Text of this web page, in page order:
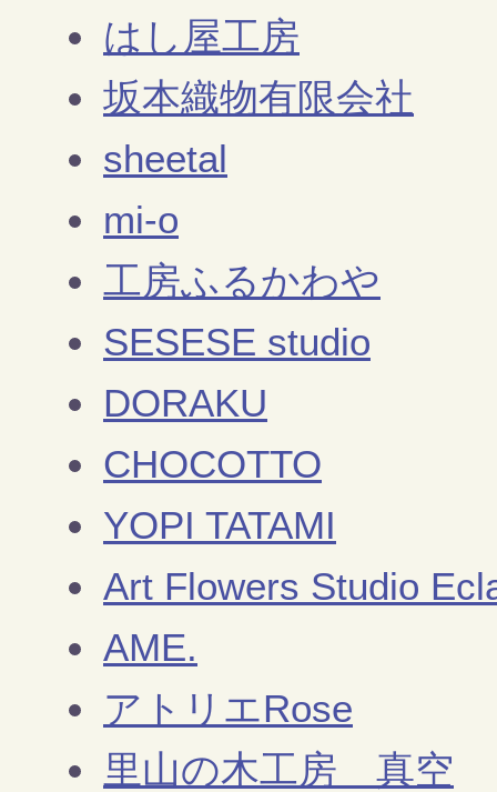
はし屋工房
坂本織物有限会社
sheetal
mi-o
工房ふるかわや
SESESE studio
DORAKU
CHOCOTTO
YOPI TATAMI
Art Flowers Studio
AME.
アトリエRose
里山の木工房 真空